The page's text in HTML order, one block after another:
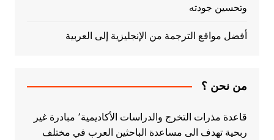
وتحسين جودته
أفضل مواقع الترجمة من الإنجليزية إلى العربية
من نحن ؟
قاعدة مذرات التخرج والدراسات الأكاديمية٬ مبادرة غير
ربحية تهدف الى مساعدة الباحثين العرب في مختلف